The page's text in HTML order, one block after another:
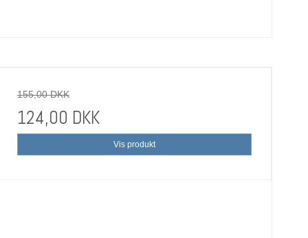
155,00 DKK
124,00 DKK
Vis produkt